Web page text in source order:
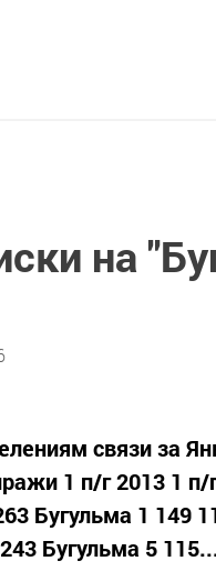
на
связи за
1 п/г 2013 1
Бугульма 1 149
Бугульма 5